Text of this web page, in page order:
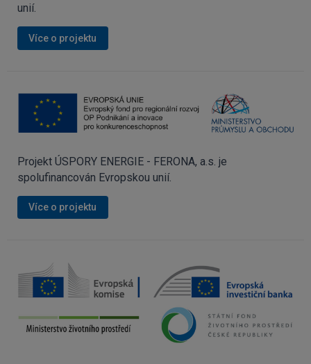
unií.
Více o projektu
Projekt ÚSPORY ENERGIE - FERONA, a.s. je
spolufinancován Evropskou unií.
Více o projektu